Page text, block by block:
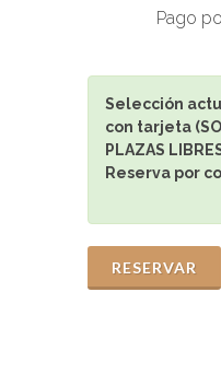
Pago
Selección
con tarjeta
PLAZAS
Reserva por
RESERVAR